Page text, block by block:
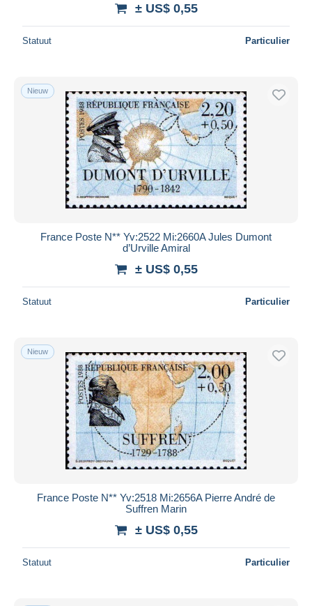
± US$ 0,55
Statuut Particulier
Nieuw
France Poste N** Yv:2522 Mi:2660A Jules Dumont
d’Urville Amiral
± US$ 0,55
Statuut Particulier
Nieuw
France Poste N** Yv:2518 Mi:2656A Pierre André de
Suffren Marin
± US$ 0,55
Statuut Particulier